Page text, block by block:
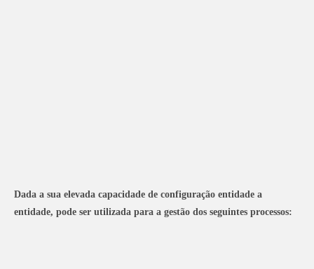
Dada a sua elevada capacidade de configuração entidade a
entidade, pode ser utilizada para a gestão dos seguintes processos: